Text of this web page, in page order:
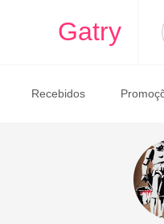
Gatry
Recebidos